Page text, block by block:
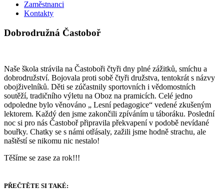
Zaměstnanci
Kontakty
Dobrodružná Častoboř
Naše škola strávila na Častoboři čtyři dny plné zážitků, smíchu a
dobrodružství. Bojovala proti sobě čtyři družstva, tentokrát s názvy
obojživelníků. Děti se zúčastnily sportovních i vědomostních
soutěží, tradičního výletu na Oboz na pramicích. Celé jedno
odpoledne bylo věnováno „ Lesní pedagogice“ vedené zkušeným
lektorem. Každý den jsme zakončili zpíváním u táboráku. Poslední
noc si pro nás Častoboř připravila překvapení v podobě nevídané
bouřky. Chatky se s námi otřásaly, zažili jsme hodně strachu, ale
naštěstí se nikomu nic nestalo!
Těšíme se zase za rok!!!
PŘEČTĚTE SI TAKÉ: